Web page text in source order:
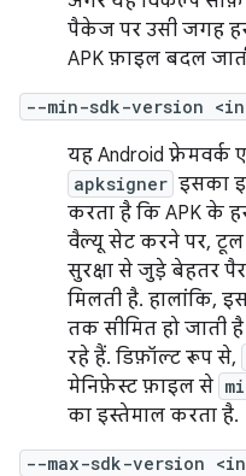
पैकेज पर उसी जगह
APK फ़ाइल बदल
--min-sdk-version
यह Android
apksigner इसका
करता है कि APK के
वैल्यू सेट करने पर,
सुरक्षा से जुड़े बेहतर
मिलती है. हालांकि,
तक सीमित हो जाती
रहे हैं. डिफ़ॉल्ट रूप से,
मेनिफ़ेस्ट फ़ाइल से
का इस्तेमाल करता है.
--max-sdk-version